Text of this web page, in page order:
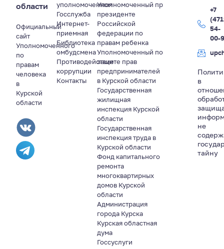
области
Официальный
сайт
Уполномоченного
по
правам
человека
в
Курской
области
уполномоченном
Госслужба
Интернет-
приемная
Библиотека
омбудсмена
Противодействие
коррупции
Контакты
Уполномоченный пр
президенте
Российской
федерации по
правам ребенка
Уполномоченный по
защите прав
предпринимателей
в Курской области
Государственная
жилищная
инспекция Курской
области
Государственная
инспекция труда в
Курской области
Фонд капитального
ремонта
многоквартирных
домов Курской
области
Администрация
города Курска
Курская областная
дума
Госсуслуги
+7
54-
00-
в
не
тайну